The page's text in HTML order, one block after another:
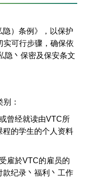
至
交
平
台
）条例》，以保护
实可行步骤，确保依
隐丶保密及保安条文
：
曾经就读由VTC所
程的学生的个人资料
雇於VTC的雇员的
款纪录丶福利丶工作